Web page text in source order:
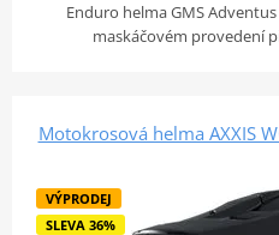
Enduro helma GMS
maskáčovém provedení
Motokrosová helma AXXIS
VÝPRODEJ
SLEVA 36%